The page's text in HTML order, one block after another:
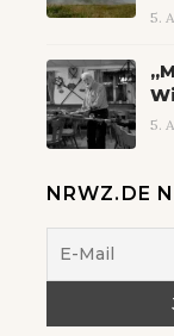
5.
5.
NRWZ.DE